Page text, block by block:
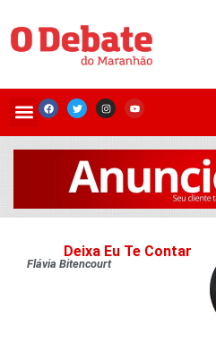
Deixa Eu Te Contar
Flávia Bitencourt